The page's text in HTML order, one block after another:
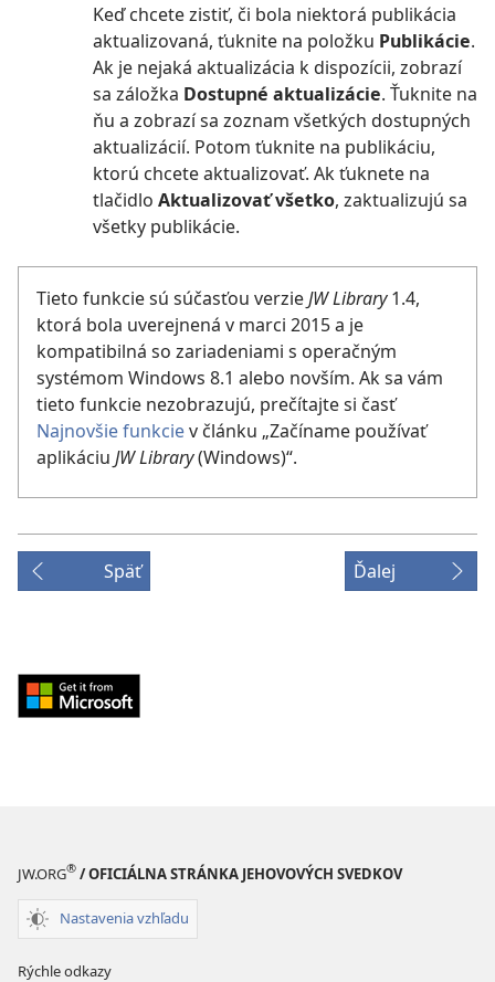
Keď chcete zistiť, či bola niektorá publikácia
aktualizovaná, ťuknite na položku Publikácie.
Ak je nejaká aktualizácia k dispozícii, zobrazí
sa záložka Dostupné aktualizácie. Ťuknite na
ňu a zobrazí sa zoznam všetkých dostupných
aktualizácií. Potom ťuknite na publikáciu,
ktorú chcete aktualizovať. Ak ťuknete na
tlačidlo Aktualizovať všetko, zaktualizujú sa
všetky publikácie.
Tieto funkcie sú súčasťou verzieJW Library1.4,
ktorá bola uverejnená v marci 2015 a je
kompatibilná so zariadeniami s operačným
systémom Windows 8.1 alebo novším. Ak sa vám
tieto funkcie nezobrazujú, prečítajte si časť
Najnovšie funkciev článku „Začíname používať
aplikáciu JW Library(Windows)“.
Späť Ďalej
Download
from
JW.ORG® / OFICIÁLNA STRÁNKA JEHOVOVÝCH SVEDKOV
Nastavenia vzhľadu
Rýchle odkazy